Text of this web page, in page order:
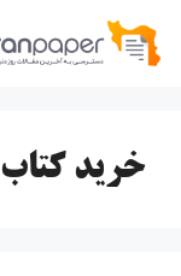
پرش
خرید کتاب pdf خارجی غریبه